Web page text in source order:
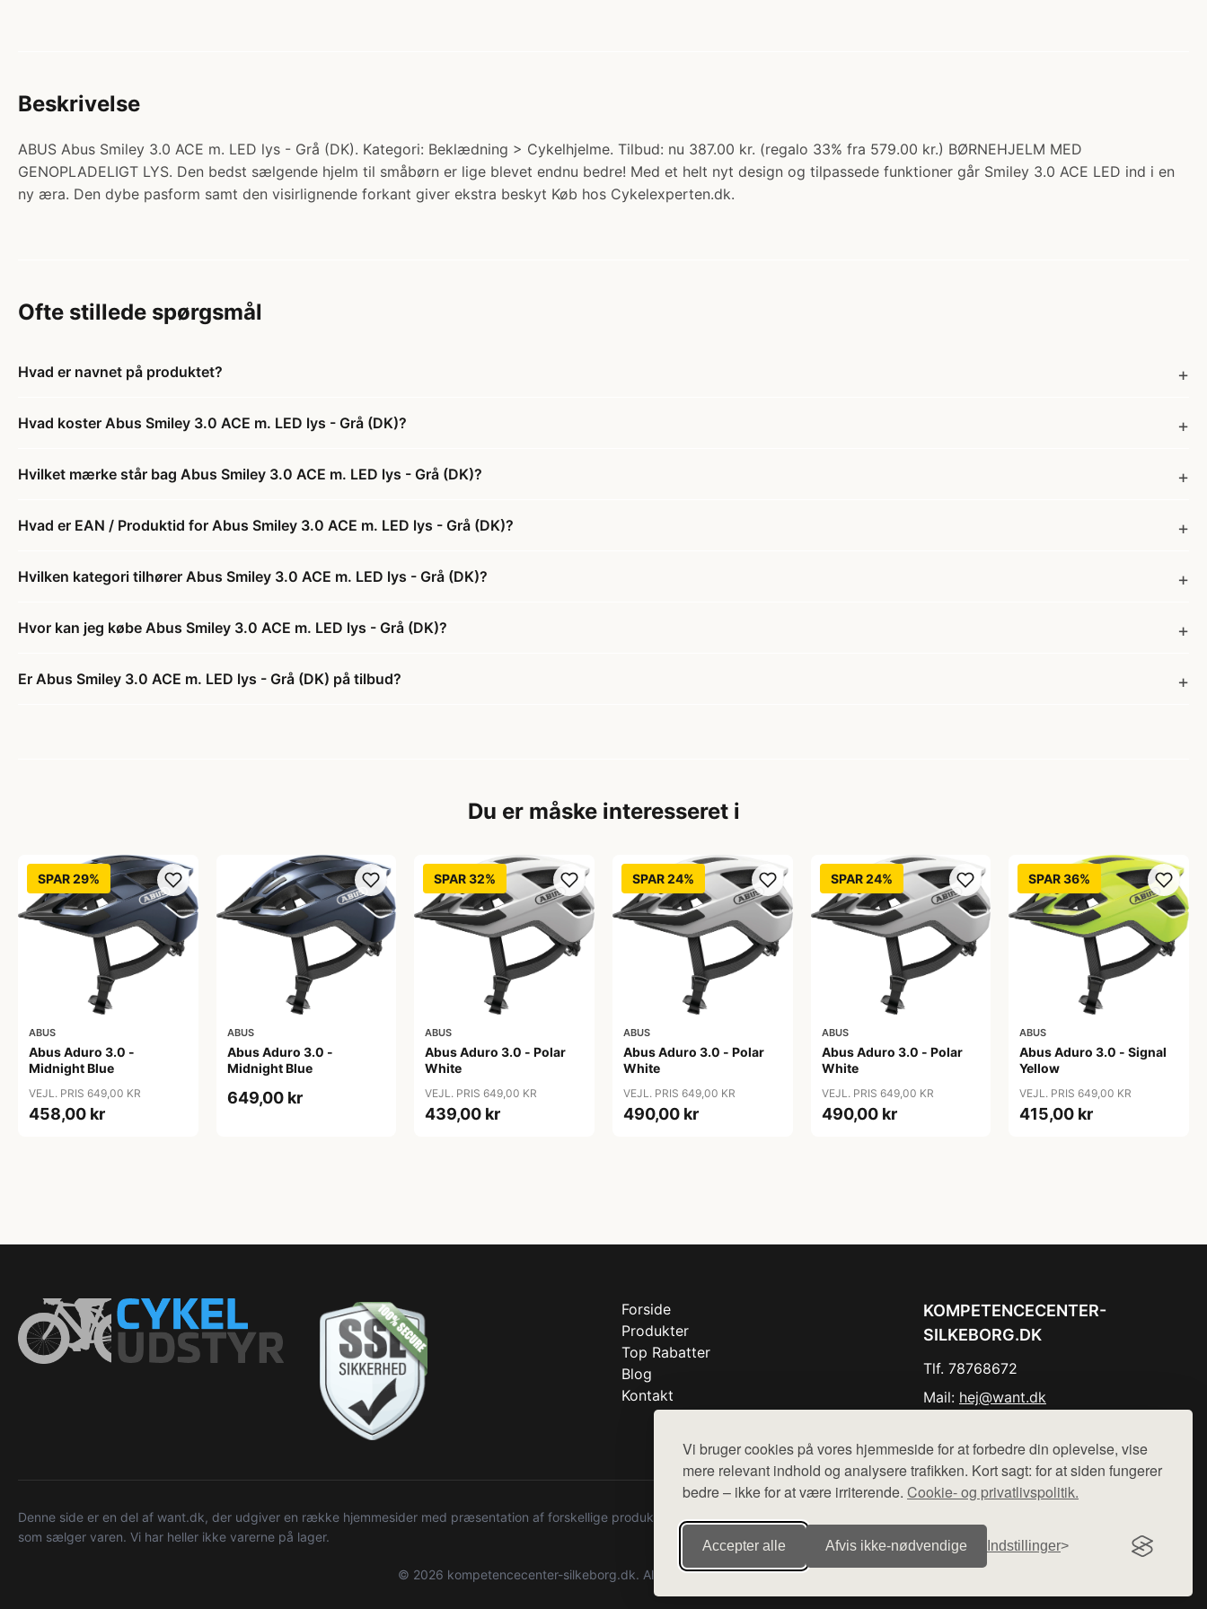
Vi bruger cookies på vores hjemmeside for at forbedre din oplevelse, vise
mere relevant indhold og analysere trafikken. Kort sagt: for at siden fungerer
bedre – ikke for at være irriterende. Cookie- og privatlivspolitik.
Accepter alle Afvis ikke‑nødvendige Indstillinger
Beskrivelse
ABUS Abus Smiley 3.0 ACE m. LED lys - Grå (DK). Kategori: Beklædning > Cykelhjelme. Tilbud: nu 387.00 kr. (regalo 33% fra 579.00 kr.) BØRNEHJELM MED
GENOPLADELIGT LYS. Den bedst sælgende hjelm til småbørn er lige blevet endnu bedre! Med et helt nyt design og tilpassede funktioner går Smiley 3.0 ACE LED ind i en
ny æra. Den dybe pasform samt den visirlignende forkant giver ekstra beskyt Køb hos Cykelexperten.dk.
Ofte stillede spørgsmål
Hvad er navnet på produktet?
Hvad koster Abus Smiley 3.0 ACE m. LED lys - Grå (DK)?
Hvilket mærke står bag Abus Smiley 3.0 ACE m. LED lys - Grå (DK)?
Hvad er EAN / Produktid for Abus Smiley 3.0 ACE m. LED lys - Grå (DK)?
Hvilken kategori tilhører Abus Smiley 3.0 ACE m. LED lys - Grå (DK)?
Hvor kan jeg købe Abus Smiley 3.0 ACE m. LED lys - Grå (DK)?
Er Abus Smiley 3.0 ACE m. LED lys - Grå (DK) på tilbud?
Du er måske interesseret i
SPAR 29%
ABUS
Abus Aduro 3.0 -
Midnight Blue
VEJL. PRIS 649,00 KR
458,00 kr
ABUS
Abus Aduro 3.0 -
Midnight Blue
649,00 kr
SPAR 32%
ABUS
Abus Aduro 3.0 - Polar
White
VEJL. PRIS 649,00 KR
439,00 kr
SPAR 24%
ABUS
Abus Aduro 3.0 - Polar
White
VEJL. PRIS 649,00 KR
490,00 kr
SPAR 24%
ABUS
Abus Aduro 3.0 - Polar
White
VEJL. PRIS 649,00 KR
490,00 kr
SPAR 36%
ABUS
Abus Aduro 3.0 - Signal
Yellow
VEJL. PRIS 649,00 KR
415,00 kr
Forside
Produkter
Top Rabatter
Blog
Kontakt
KOMPETENCECENTER-
SILKEBORG.DK
Tlf. 78768672
Mail: hej@want.dk
Denne side er en del af want.dk, der udgiver en række hjemmesider med præsentation af forskellige produkter fra diverse webshops. Der sælges ikke varer fra denne side - vi henviser til de shops,
som sælger varen. Vi har heller ikke varerne på lager.
© 2026 kompetencecenter-silkeborg.dk. Alle rettigheder forbeholdes.